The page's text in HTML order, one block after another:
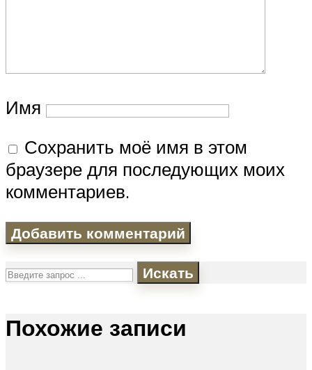
Имя
Сохранить моё имя в этом
браузере для последующих моих
комментариев.
Искать
Похожие записи